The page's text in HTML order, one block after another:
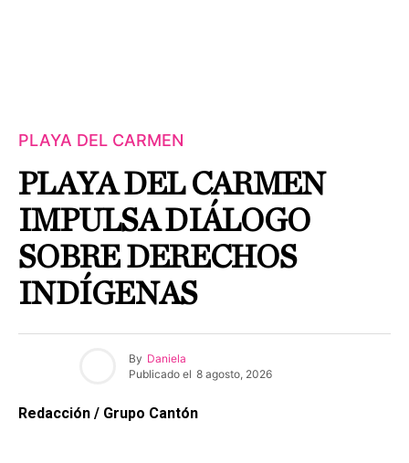
PLAYA DEL CARMEN
PLAYA DEL CARMEN
IMPULSA DIÁLOGO
SOBRE DERECHOS
INDÍGENAS
By Daniela
Publicado el 8 agosto, 2026
Redacción / Grupo Cantón